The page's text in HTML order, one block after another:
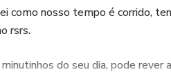
como nosso tempo é corrido,
rsrs.
do seu dia, pode rever